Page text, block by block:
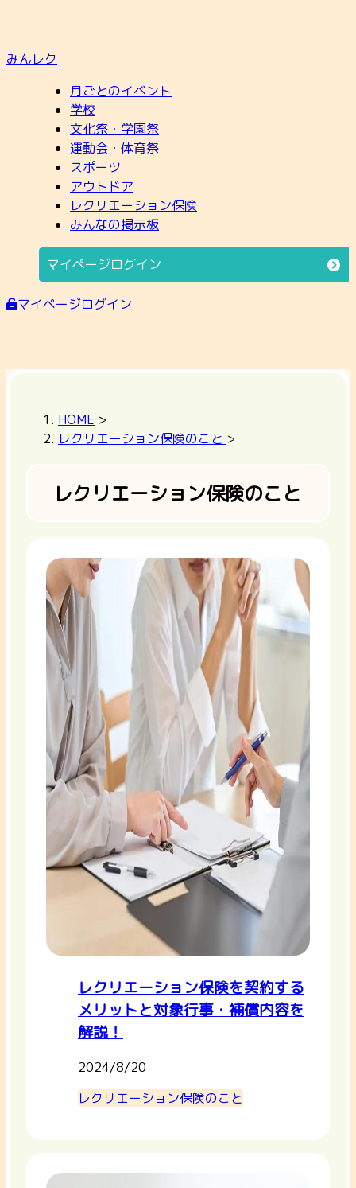
みんレク
月ごとのイベント
学校
文化祭・学園祭
運動会・体育祭
スポーツ
アウトドア
レクリエーション保険
みんなの掲示板
マイページログイン
マイページログイン
HOME >
レクリエーション保険のこと >
レクリエーション保険のこと
レクリエーション保険を契約する
メリットと対象行事・補償内容を
解説！
2024/8/20
レクリエーション保険のこと